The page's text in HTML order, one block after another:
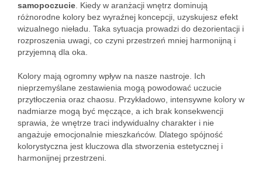
samopoczucie . Kiedy w aranżacji wnętrz dominują
różnorodne kolory bez wyraźnej koncepcji, uzyskujesz efekt
wizualnego nieładu. Taka sytuacja prowadzi do dezorientacji i
rozproszenia uwagi, co czyni przestrzeń mniej harmonijną i
przyjemną dla oka.
Kolory mają ogromny wpływ na nasze nastroje. Ich
nieprzemyślane zestawienia mogą powodować uczucie
przytłoczenia oraz chaosu. Przykładowo, intensywne kolory w
nadmiarze mogą być męczące, a ich brak konsekwencji
sprawia, że wnętrze traci indywidualny charakter i nie
angażuje emocjonalnie mieszkańców. Dlatego spójność
kolorystyczna jest kluczowa dla stworzenia estetycznej i
harmonijnej przestrzeni.